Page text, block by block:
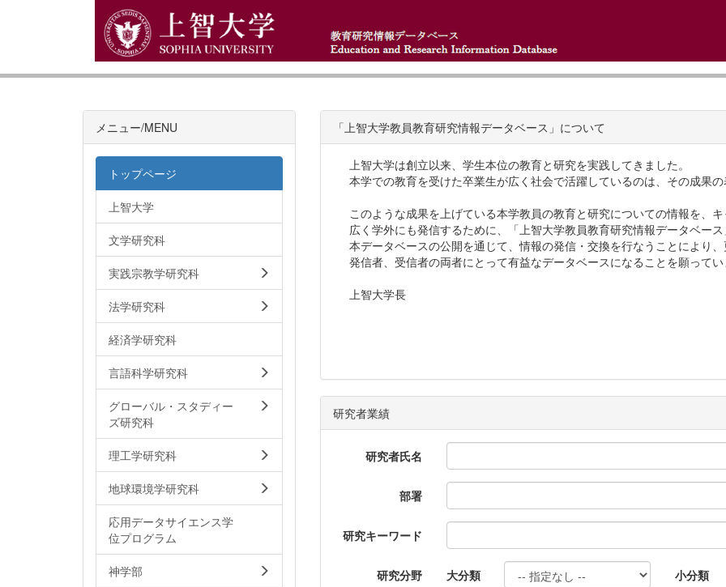
「上智大学教員教育研究情報データベース」について
上智大学は創立以来、学生本位の教育と研究を実践してきました。
本学での教育を受けた卒業生が広く社会で活躍しているのは、その成果
このような成果を上げている本学教員の教育と研究についての情報を、
広く学外にも発信するために、「上智大学教員教育研究情報データベー
本データベースの公開を通じて、情報の発信・交換を行なうことにより
発信者、受信者の両者にとって有益なデータベースになることを願って
上智大学長
研究者業績
研究者氏名
部署
研究キーワード
研究分野 大分類 小分類
メニュー/MENU
トップページ
上智大学
文学研究科
実践宗教学研究科
法学研究科
経済学研究科
言語科学研究科
グローバル・スタディー
ズ研究科
理工学研究科
地球環境学研究科
応用データサイエンス学
位プログラム
神学部